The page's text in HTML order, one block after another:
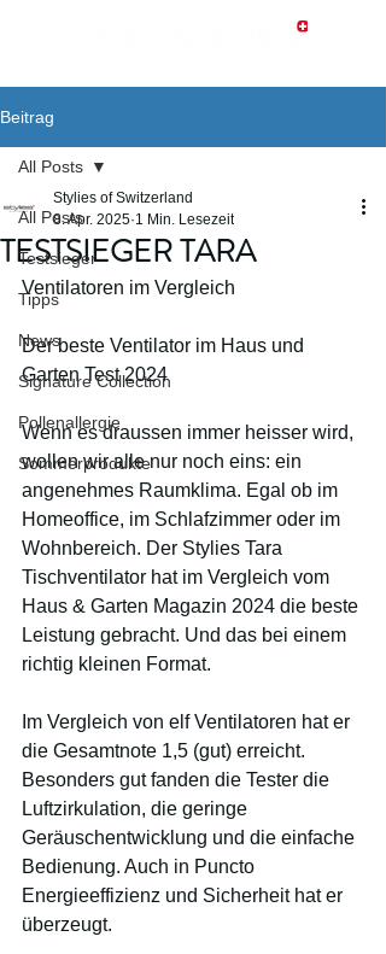
Beitrag
All Posts
Testsieger
Tipps
News
Signature Collection
Pollenallergie
Sommerprodukte
All Posts
TESTSIEGER TARA
Stylies of Switzerland
8. Apr. 2025 1 Min. Lesezeit
Ventilatoren im Vergleich
Der beste Ventilator im Haus und
Garten Test 2024
Wenn es draussen immer heisser wird,
wollen wir alle nur noch eins: ein
angenehmes Raumklima. Egal ob im
Homeoffice, im Schlafzimmer oder im
Wohnbereich. Der Stylies Tara
Tischventilator hat im Vergleich vom
Haus & Garten Magazin 2024 die beste
Leistung gebracht. Und das bei einem
richtig kleinen Format.
Im Vergleich von elf Ventilatoren hat er
die Gesamtnote 1,5 (gut) erreicht.
Besonders gut fanden die Tester die
Luftzirkulation, die geringe
Geräuschentwicklung und die einfache
Bedienung. Auch in Puncto
Energieeffizienz und Sicherheit hat er
überzeugt.